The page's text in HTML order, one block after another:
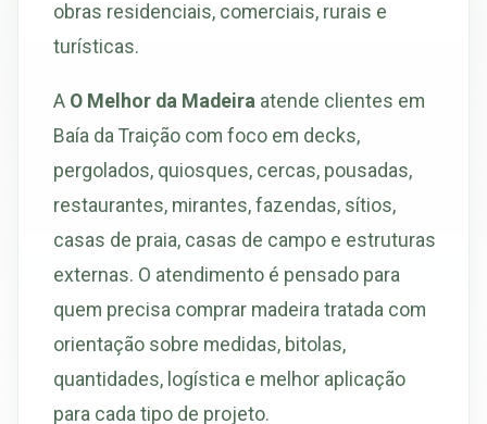
obras residenciais, comerciais, rurais e
turísticas.
A O Melhor da Madeira atende clientes em
Baía da Traição com foco em decks,
pergolados, quiosques, cercas, pousadas,
restaurantes, mirantes, fazendas, sítios,
casas de praia, casas de campo e estruturas
externas. O atendimento é pensado para
quem precisa comprar madeira tratada com
orientação sobre medidas, bitolas,
quantidades, logística e melhor aplicação
para cada tipo de projeto.